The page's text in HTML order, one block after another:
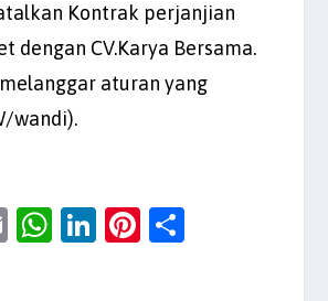
Kontrak perjanjian
dengan CV.Karya Bersama.
aturan yang
wandi).
E
W Li
Pi